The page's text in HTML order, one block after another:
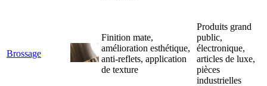
Brossage
Finition mate,
amélioration esthétique,
anti-reflets, application
de texture
Produits grand
public,
électronique,
articles de luxe,
pièces
industrielles